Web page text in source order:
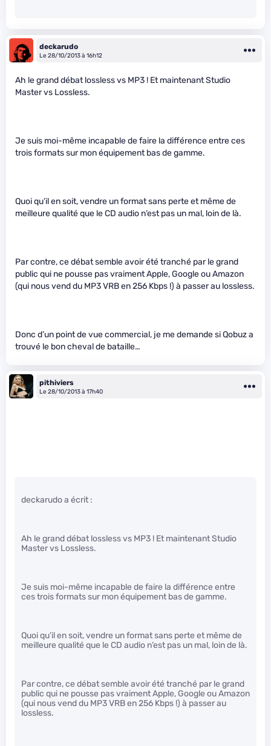
deckarudo
Le 28/10/2013 à 16h12
Ah le grand débat lossless vs MP3 ! Et maintenant Studio
Master vs Lossless.
Je suis moi-même incapable de faire la différence entre ces
trois formats sur mon équipement bas de gamme.
Quoi qu’il en soit, vendre un format sans perte et même de
meilleure qualité que le CD audio n’est pas un mal, loin de là.
Par contre, ce débat semble avoir été tranché par le grand
public qui ne pousse pas vraiment Apple, Google ou Amazon
(qui nous vend du MP3 VRB en 256 Kbps !) à passer au lossless.
Donc d’un point de vue commercial, je me demande si Qobuz a
trouvé le bon cheval de bataille…
pithiviers
Le 28/10/2013 à 17h40
deckarudo a écrit :
Ah le grand débat lossless vs MP3 ! Et maintenant Studio
Master vs Lossless.
Je suis moi-même incapable de faire la différence entre
ces trois formats sur mon équipement bas de gamme.
Quoi qu’il en soit, vendre un format sans perte et même de
meilleure qualité que le CD audio n’est pas un mal, loin de là.
Par contre, ce débat semble avoir été tranché par le grand
public qui ne pousse pas vraiment Apple, Google ou Amazon
(qui nous vend du MP3 VRB en 256 Kbps !) à passer au
lossless.